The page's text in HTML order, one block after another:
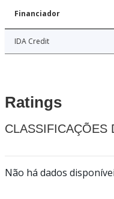
Financiador
IDA Credit
Ratings
CLASSIFICAÇÕES
Não há dados